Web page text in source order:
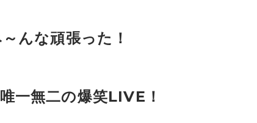
んな頑張った！
一無二の爆笑LIVE！